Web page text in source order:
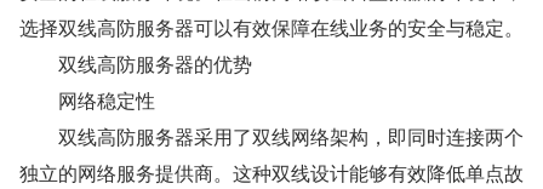
选择双线高防服务器可以有效保障在线业务的安全与稳定。
双线高防服务器的优势
网络稳定性
双线高防服务器采用了双线网络架构，即同时连接两个
独立的网络服务提供商。这种双线设计能够有效降低单点故